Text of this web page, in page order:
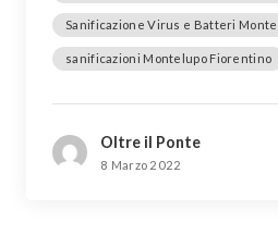
Sanificazione Virus e Batteri
sanificazioni Montelupo Fiorentino
Oltre il Ponte
8 Marzo 2022